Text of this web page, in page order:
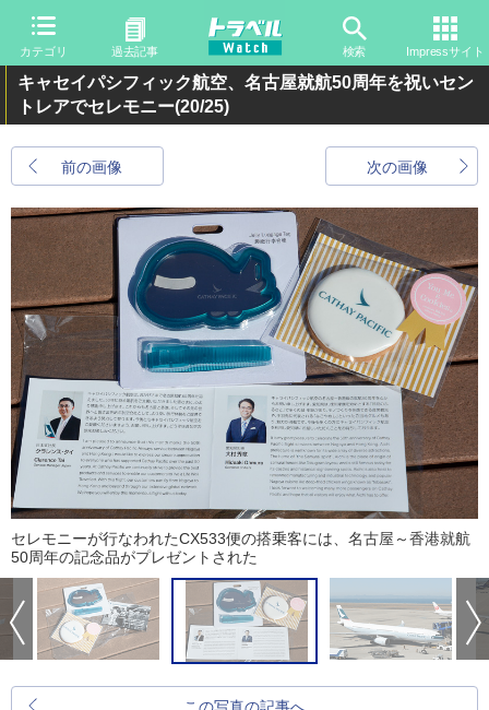
カテゴリ 過去記事 検索 Impressサイト
キャセイパシフィック航空、名古屋就航50周年を祝いセン
トレアでセレモニー(20/25)
前の画像 次の画像
セレモニーが行なわれたCX533便の搭乗客には、名古屋～香港就航
50周年の記念品がプレゼントされた